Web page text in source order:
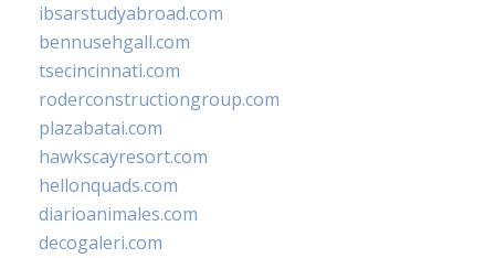
ibsarstudyabroad.com
bennusehgall.com
tsecincinnati.com
roderconstructiongroup.com
plazabatai.com
hawkscayresort.com
hellonquads.com
diarioanimales.com
decogaleri.com